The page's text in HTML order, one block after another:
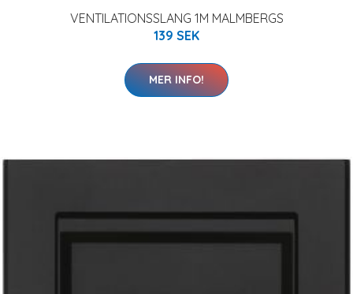
VENTILATIONSSLANG 1M MALMBERGS
139 SEK
MER INFO!